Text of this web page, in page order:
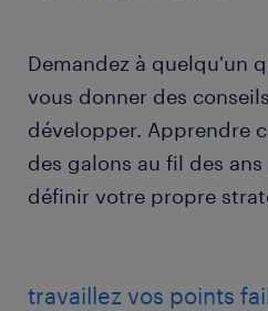
Demandez à quelqu'un
vous donner des
développer. Apprendre
des galons au fil des
définir votre propre
travaillez vos points